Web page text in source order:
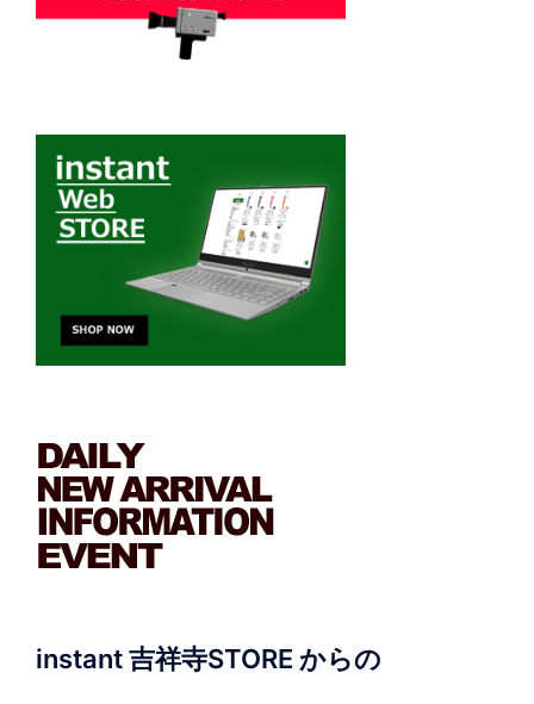
instant 吉祥寺STORE からの